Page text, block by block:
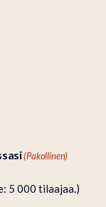
(Pakollinen)
5 000 tilaajaa.)